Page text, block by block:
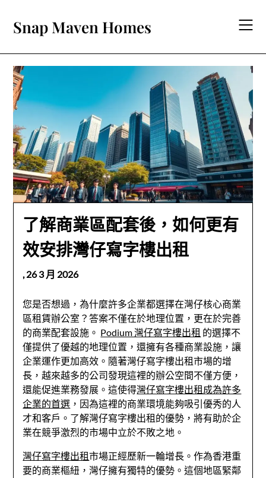
content
Snap Maven Homes
了解商業區配套後，如何更有
效安排灣仔寫字樓出租
,26 3 月 2026
您是否想過，為什麼許多企業都選擇在灣仔核心商業
區租賃辦公室？答案不僅在於地理位置，更在於完善
的商業配套設施。 Podium 灣仔寫字樓出租 的選擇不
僅提供了優越的地理位置，還擁有各種商業設施，讓
企業運作更加高效。隨著灣仔寫字樓出租市場的增
長，越來越多的公司發現這裡的辦公空間不僅方便，
還能促進業務發展。這使得灣仔寫字樓出租成為許多
企業的首選 ，因為這裡的商業環境能夠吸引優秀的人
才和客戶。了解灣仔寫字樓出租的優勢，將有助於企
業在競爭激烈的市場中立於不敗之地。
灣仔寫字樓出租市場正經歷新一輪增長。作為香港重
要的商業樞紐，灣仔擁有獨特的優勢。這個地區緊鄰